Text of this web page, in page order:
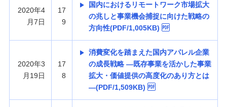
2020年4
月7日
17
9
国内におけるリモートワーク市場拡大
の兆しと事業機会捕捉に向けた戦略の
方向性(PDF/1,005KB)
2020年3
月19日
17
8
消費変化を踏まえた国内アパレル企業
の成長戦略 —既存事業を活かした事業
拡大・価値提供の高度化のあり方とは
—(PDF/1,509KB)